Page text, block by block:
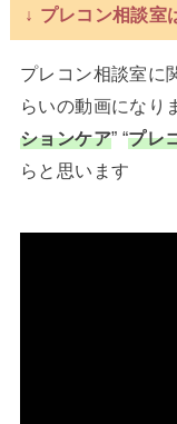
↓ プレコン相談室
プレコン相談室に
らいの動画になり
ションケア” “プレ
らと思います